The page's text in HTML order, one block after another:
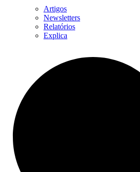
Artigos
Newsletters
Relatórios
Explica